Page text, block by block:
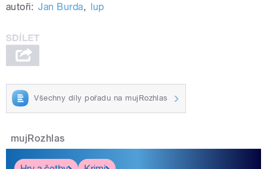
autoři: Jan Burda, lup
Všechny díly pořadu na mujRozhlas
mujRozhlas